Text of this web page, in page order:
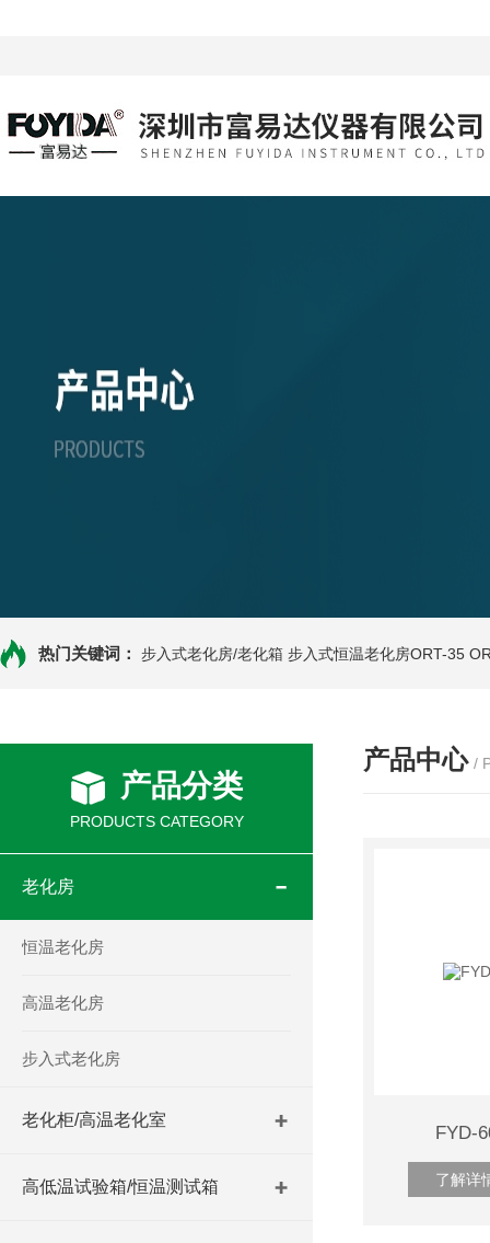
热门关键词： 步入式老化房/老化箱 步入式恒温老化房ORT-35
产品分类
PRODUCTS CATEGORY
老化房
恒温老化房
高温老化房
步入式老化房
老化柜/高温老化室
高低温试验箱/恒温测试箱
产品中心 /
FYD-
了解详